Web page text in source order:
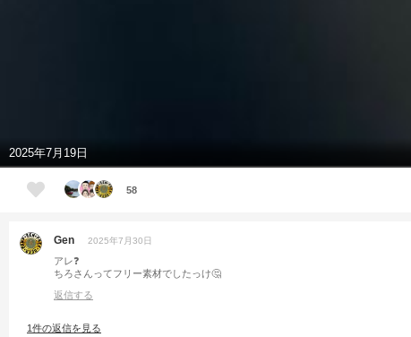
2025年7月19日
58
Gen 2025年7月30日
アレ❓
ちろさんってフリー素材でしたっけ🤔
返信する
1件の返信を見る